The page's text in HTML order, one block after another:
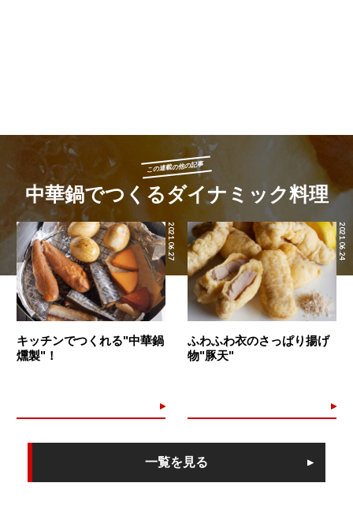
この連載の他の記事
中華鍋でつくるダイナミック料理
2021.06.27
キッチンでつくれる"中華鍋
燻製"！
2021.06.24
ふわふわ衣のさっぱり揚げ
物"豚天"
一覧を見る